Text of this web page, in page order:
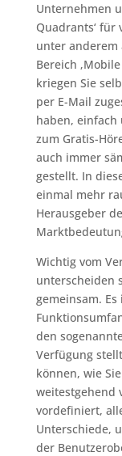
Unternehmen
Quadrants‘ für
unter anderem
Bereich
kriegen Sie
per E-Mail
haben, einfach
zum Gratis-
auch immer
gestellt. In
einmal mehr
Herausgeber
Wichtig vom
unterscheiden
gemeinsam.
den
Verfügung
können, wie
weitestgehend
vordefiniert,
Unterschiede,
der